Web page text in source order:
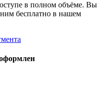
в полном объёме. Вы
ним бесплатно в нашем